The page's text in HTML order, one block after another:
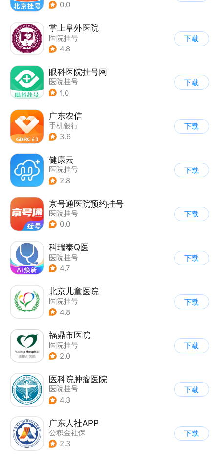
0.0
掌上阜外医院
医院挂号
4.8
下载
眼科医院挂号网
医院挂号
1.0
下载
广东农信
手机银行
3.6
下载
健康云
医院挂号
2.8
下载
京号通医院预约挂号
医院挂号
0.0
下载
科瑞泰Q医
医院挂号
4.7
下载
北京儿童医院
医院挂号
4.8
下载
福鼎市医院
医院挂号
2.0
下载
医科院肿瘤医院
医院挂号
4.3
下载
广东人社APP
公积金社保
2.3
下载